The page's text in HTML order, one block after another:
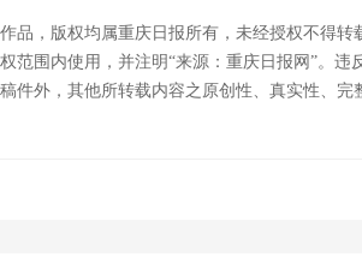
品，版权均属重庆日报所有，未经授权不得
范围内使用，并注明“来源：重庆日报网”。违
件外，其他所转载内容之原创性、真实性、